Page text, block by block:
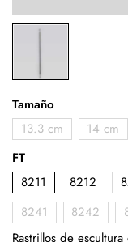
Tamaño
13.3 cm
14 cm
FT
8211
8212
8241
8242
Rastrillos de